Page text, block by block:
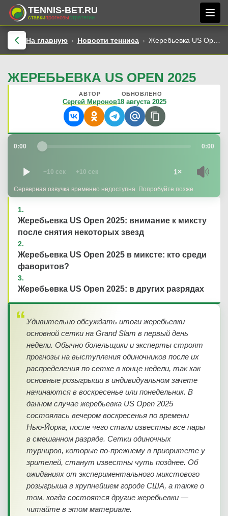
TENNIS-BET.RU
ставкипрогнозыстратегии
На главную Новости тенниса Жеребьевка US Open 2025
ЖЕРЕБЬЕВКА US OPEN 2025
АВТОР
Сергей Миронов
ОБНОВЛЕНО
18 августа 2025
0:00 0:00
−10 сек +10 сек 1×
Серверная озвучка временно недоступна. Попробуйте позже.
Жеребьевка US Open 2025: внимание к миксту
после снятия некоторых звезд
Жеребьевка US Open 2025 в миксте: кто среди
фаворитов?
Жеребьевка US Open 2025: в других разрядах
Удивительно обсуждать итоги жеребьевки
основной сетки на Grand Slam в первый день
недели. Обычно болельщики и эксперты строят
прогнозы на выступления одиночников после их
распределения по сетке в конце недели, так как
основные розыгрыши в индивидуальном зачете
начинаются в воскресенье или понедельник. В
данном случае жеребьевка US Open 2025
состоялась вечером воскресенья по времени
Нью-Йорка, после чего стали известны все пары
в смешанном разряде. Сетки одиночных
турниров, которые по-прежнему в приоритете у
зрителей, станут известны чуть позднее. Об
ожиданиях от экспериментального микстового
розыгрыша в крупнейшем городе США, а также о
том, когда состоятся другие жеребьевки —
читайте в этом материале.